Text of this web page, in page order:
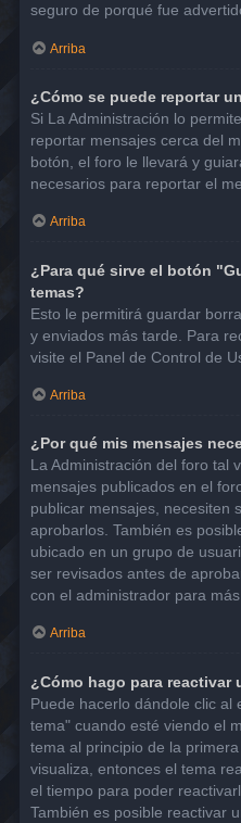
seguro de porqué fue
Arriba
¿Cómo se puede reportar
Si La Administración lo
reportar mensajes cerca del
botón, el foro le llevará y
necesarios para reportar el
Arriba
¿Para qué sirve el botón
temas?
Esto le permitirá guardar
y enviados más tarde. Para
visite el Panel de Control de
Arriba
¿Por qué mis mensajes
La Administración del foro tal
mensajes publicados en el
publicar mensajes, necesiten
aprobarlos. También es
ubicado en un grupo de
ser revisados antes de
con el administrador para
Arriba
¿Cómo hago para reactivar
Puede hacerlo dándole clic al
tema" cuando esté viendo el
tema al principio de la
visualiza, entonces el tema
el tiempo para poder
También es posible reactivar